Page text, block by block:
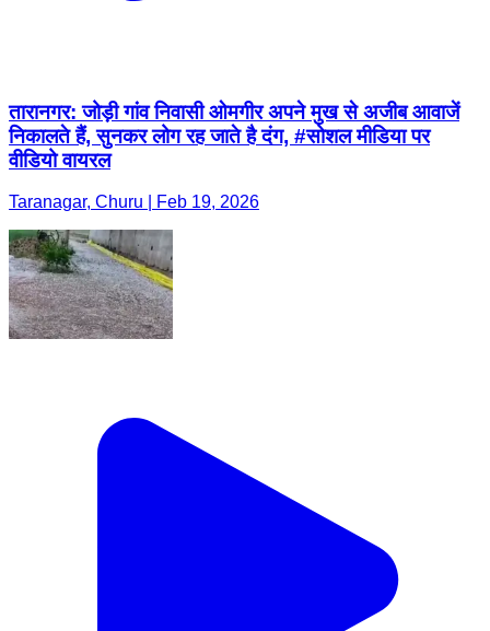
तारानगर: जोड़ी गांव निवासी ओमगीर अपने मुख से अजीब आवाजें
निकालते हैं, सुनकर लोग रह जाते है दंग, #सोशल मीडिया पर
वीडियो वायरल
Taranagar, Churu | Feb 19, 2026